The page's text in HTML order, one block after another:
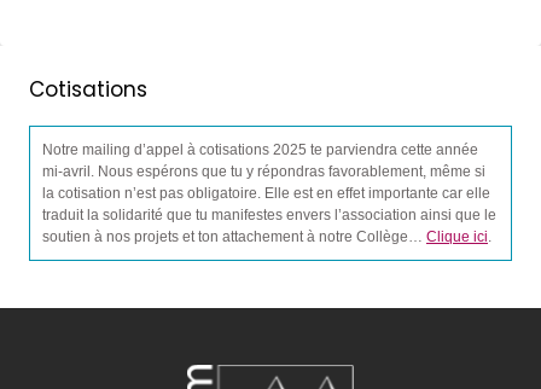
Cotisations
Notre mailing d’appel à cotisations 2025 te parviendra cette année
mi-avril. Nous espérons que tu y répondras favorablement, même si
la cotisation n’est pas obligatoire. Elle est en effet importante car elle
traduit la solidarité que tu manifestes envers l’association ainsi que le
soutien à nos projets et ton attachement à notre Collège… Clique ici.